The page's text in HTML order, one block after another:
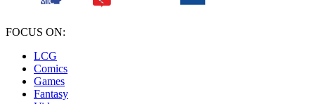
FOCUS ON:
LCG
Comics
Games
Fantasy